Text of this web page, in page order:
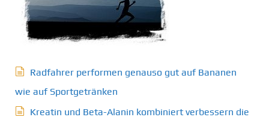
Radfahrer performen genauso gut auf Bananen
wie auf Sportgetränken
Kreatin und Beta-Alanin kombiniert verbessern die